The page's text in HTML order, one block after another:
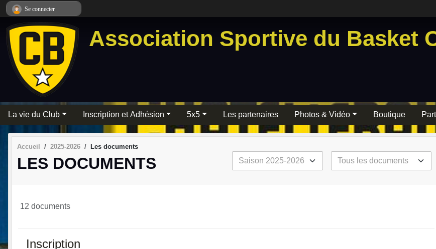
Association Sportive du Basket
La vie du Club Inscription et Adhésion 5x5 Les partenaires Photos & Vidéo Boutique
Accueil 2025-2026 Les documents
LES DOCUMENTS
12 documents
Inscription
Se connecter
Panneau de gestion des cookies